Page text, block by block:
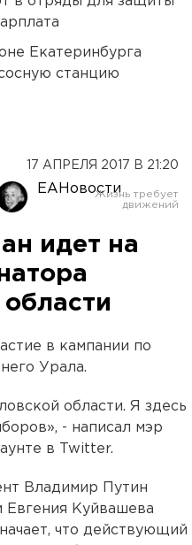
Екатеринбурга
станцию
17 АПРЕЛЯ 2017 В 21:20
ЕАНовости
идет на
в кампании по
Урала.
области. Я здесь
», - написал мэр
в Twitter.
Владимир Путин
Евгения Куйвашева
что действующий